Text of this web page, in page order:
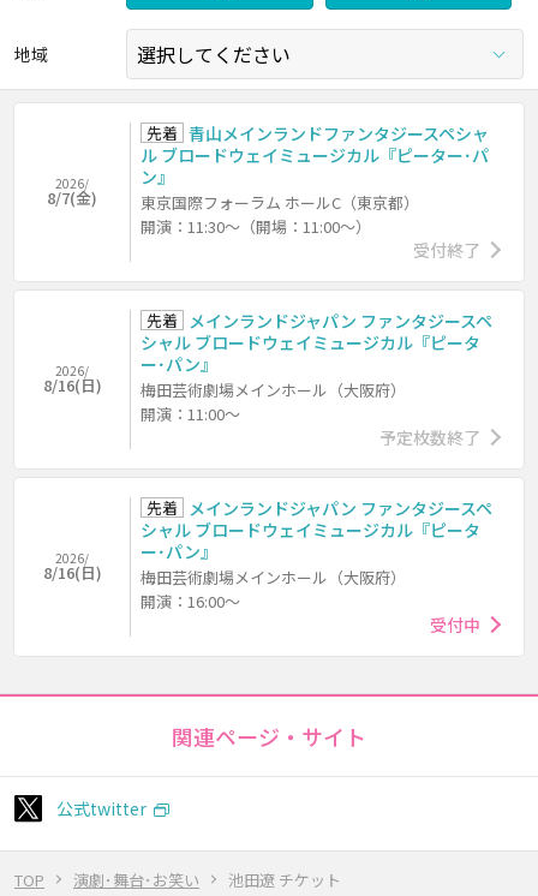
TOP 演劇･舞台･お笑い 池田遼 チケット
地域
2026/
8/7(金)
先着 青山メインランドファンタジースペシャ
ル ブロードウェイミュージカル『ピーター･パ
ン』
東京国際フォーラム ホールC（東京都）
開演：11:30～（開場：11:00～）
受付終了
2026/
8/16(日)
先着
メインランドジャパン ファンタジースペ
シャル ブロードウェイミュージカル『ピータ
ー･パン』
梅田芸術劇場メインホール（大阪府）
開演：11:00～
予定枚数終了
2026/
8/16(日)
先着
メインランドジャパン ファンタジースペ
シャル ブロードウェイミュージカル『ピータ
ー･パン』
梅田芸術劇場メインホール（大阪府）
開演：16:00～
受付中
関連ページ・サイト
公式twitter